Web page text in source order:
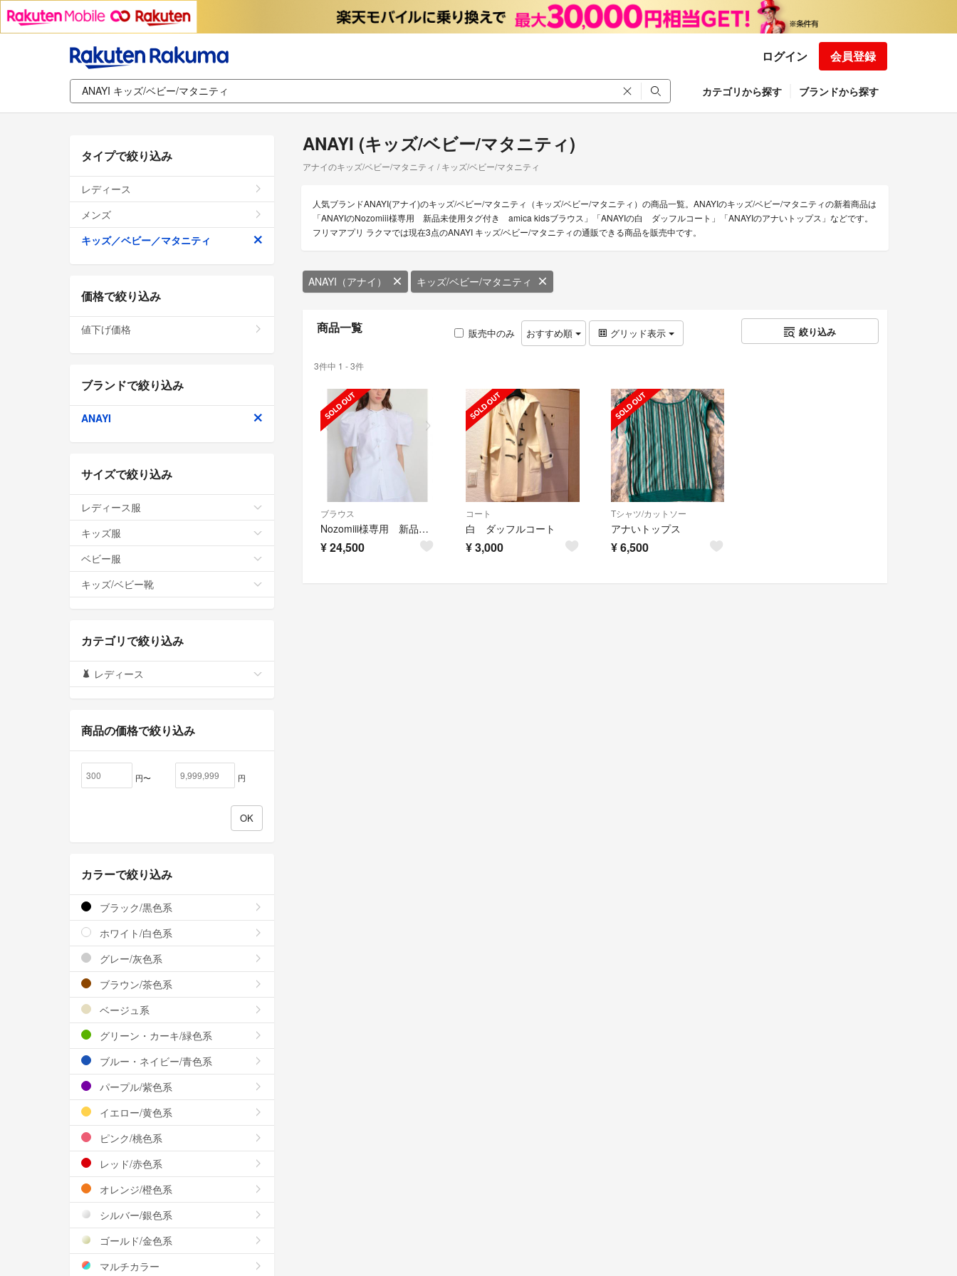
ログイン 会員登録
カテゴリから探す ブランドから探す
ANAYI (キッズ/ベビー/マタニティ)
アナイのキッズ/ベビー/マタニティ / キッズ/ベビー/マタニティ
人気ブランドANAYI(アナイ)のキッズ/ベビー/マタニティ（キッズ/ベビー/マタニティ）の商品一覧。ANAYIのキッズ/ベビー/マタニティの新着商品は
「ANAYIのNozomiii様専用 新品未使用タグ付き amica kidsブラウス」「ANAYIの白 ダッフルコート」「ANAYIのアナいトップス」などです。
フリマアプリ ラクマでは現在3点のANAYI キッズ/ベビー/マタニティの通販できる商品を販売中です。
ANAYI（アナイ） キッズ/ベビー/マタニティ
商品一覧 販売中のみ おすすめ順 グリッド表示 絞り込み
3件中 1 - 3件
ブラウス
Nozomiii様専用 新品未使用タグ付き amica kidsブラウス
¥24,500
コート
白 ダッフルコート
¥3,000
Tシャツ/カットソー
アナいトップス
¥6,500
タイプで絞り込み
レディース
メンズ
キッズ／ベビー／マタニティ
価格で絞り込み
値下げ価格
ブランドで絞り込み
ANAYI
サイズで絞り込み
レディース服
キッズ服
ベビー服
キッズ/ベビー靴
カテゴリで絞り込み
レディース
商品の価格で絞り込み
円〜 円
カラーで絞り込み
ブラック/黒色系
ホワイト/白色系
グレー/灰色系
ブラウン/茶色系
ベージュ系
グリーン・カーキ/緑色系
ブルー・ネイビー/青色系
パープル/紫色系
イエロー/黄色系
ピンク/桃色系
レッド/赤色系
オレンジ/橙色系
シルバー/銀色系
ゴールド/金色系
マルチカラー